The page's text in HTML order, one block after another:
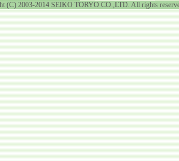
(C) 2003-2014 SEIKO TORYO CO.,LTD. All rights